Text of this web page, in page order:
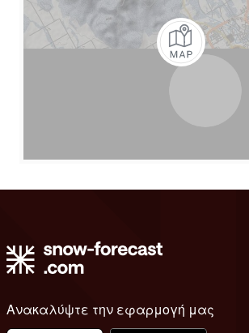
Ανακαλύψτε την εφαρμογή μας